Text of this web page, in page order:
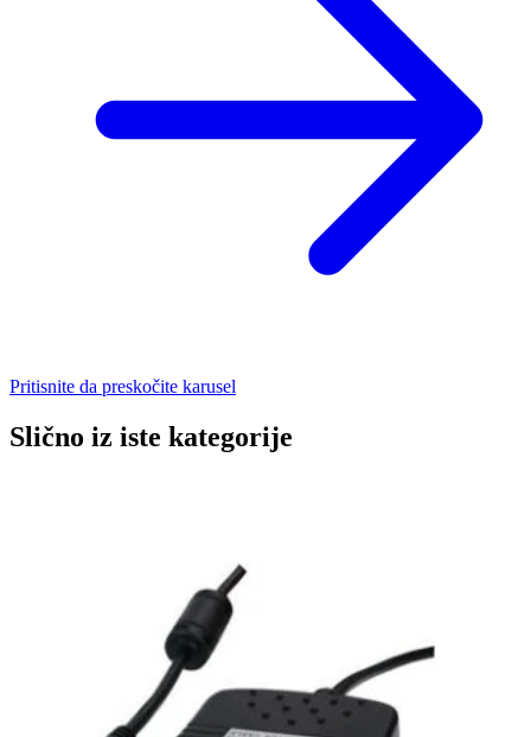
Pritisnite da preskočite karusel
Slično iz iste kategorije